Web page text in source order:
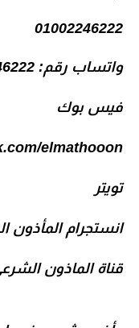
01002246222
واتساب رقم:
فيس بوك
elmathooon
تويتر
انستجرام المأذون
قناة الماذون